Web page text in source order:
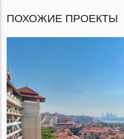
ПОХОЖИЕ ПРОЕКТЫ